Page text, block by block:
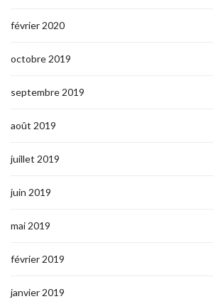
février 2020
octobre 2019
septembre 2019
août 2019
juillet 2019
juin 2019
mai 2019
février 2019
janvier 2019